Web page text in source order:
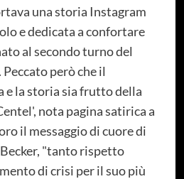
una storia Instagram
e dedicata a confortare
al secondo turno del
però che il
e la storia sia frutto della
nota pagina satirica a
il messaggio di cuore di
"tanto rispetto
di crisi per il suo più